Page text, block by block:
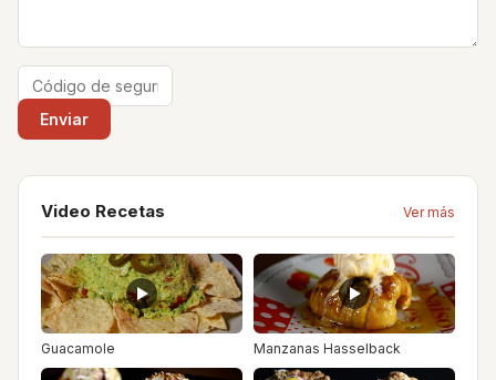
Video Recetas Ver más
Guacamole Manzanas Hasselback